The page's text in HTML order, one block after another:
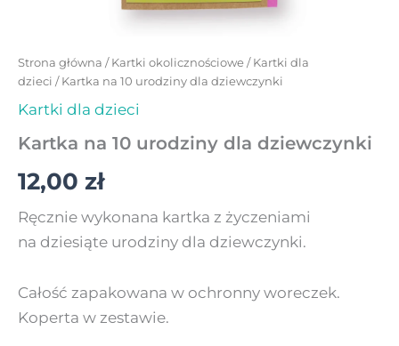
Strona główna /Kartki okolicznościowe/Kartki dla
dzieci / Kartka na 10 urodziny dla dziewczynki
Kartki dla dzieci
Kartka na 10 urodziny dla dziewczynki
12,00 zł
Ręcznie wykonana kartka z życzeniami
na dziesiąte urodziny dla dziewczynki.
Całość zapakowana w ochronny woreczek.
Koperta w zestawie.